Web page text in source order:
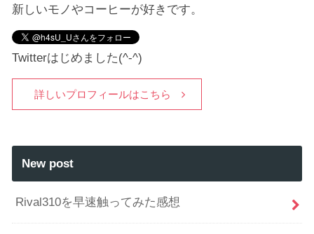
新しいモノやコーヒーが好きです。
Twitterはじめました(^-^)
詳しいプロフィールはこちら
New post
Rival310を早速触ってみた感想